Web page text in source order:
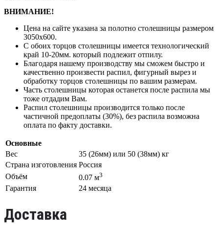
ВНИМАНИЕ!
Цена на сайте указана за полотно столешницы размером
3050х600.
С обоих торцов столешницы имеется технологический
край 10-20мм. который подлежит отпилу.
Благодаря нашему производству мы сможем быстро и
качественно произвести распил, фигурный вырез и
обработку торцов столешницы по вашим размерам.
Часть столешницы которая останется после распила мы
тоже отдадим Вам.
Распил столешницы производится только после
частичной предоплаты (30%), без распила возможна
оплата по факту доставки.
Основные
Вес
35 (26мм) или 50 (38мм) кг
Страна изготовления Россия
Объём
0.07 м3
Гарантия 24 месяца
Доставка